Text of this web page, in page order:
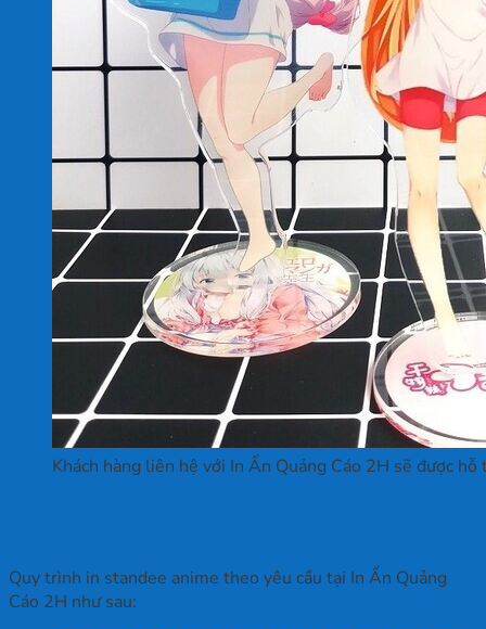
Khách hàng liên hệ với In Ấn Quảng Cáo 2H sẽ được
Quy trình in standee anime theo yêu cầu tại In Ấn Quảng
Cáo 2H như sau: